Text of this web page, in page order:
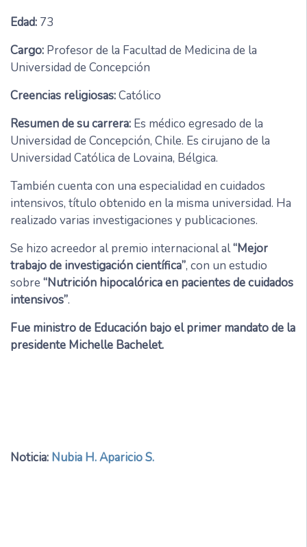
Edad: 73
Cargo: Profesor de la Facultad de Medicina de la
Universidad de Concepción
Creencias religiosas:Católico
Resumen de su carrera: Es médico egresado de la
Universidad de Concepción, Chile. Es cirujano de la
Universidad Católica de Lovaina, Bélgica.
También cuenta con una especialidad en cuidados
intensivos, título obtenido en la misma universidad. Ha
realizado varias investigaciones y publicaciones.
Se hizo acreedor al premio internacional al“Mejor
trabajo de investigación científica”, con un estudio
sobre “Nutrición hipocalórica en pacientes de cuidados
intensivos”.
Fue ministro de Educación bajo el primer mandato de la
presidente Michelle Bachelet.
Noticia: Nubia H. Aparicio S.